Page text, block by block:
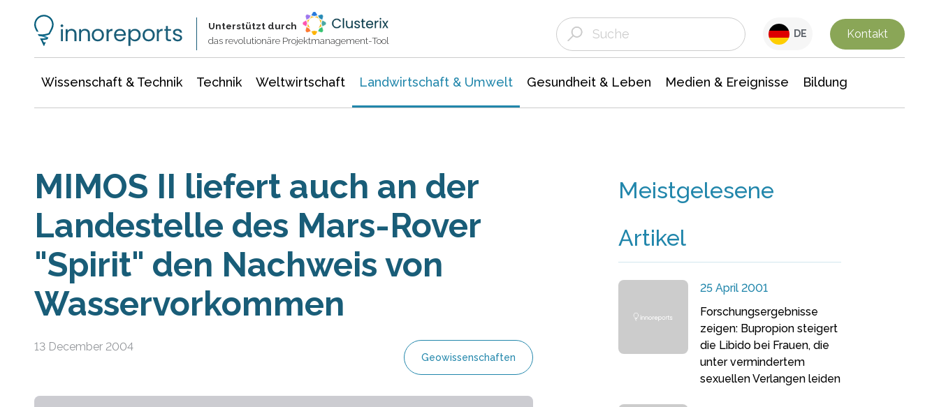
Unterstützt durch
das revolutionäre Projektmanagement-Tool
DE Kontakt
Wissenschaft & Technik Technik Weltwirtschaft Landwirtschaft & Umwelt Gesundheit & Leben Medien & Ereignisse Bildung
MIMOS II liefert auch an der
Landestelle des Mars-Rover
"Spirit" den Nachweis von
Wasservorkommen
13 December 2004
Geowissenschaften
Meistgelesene
Artikel
25 April 2001
Forschungsergebnisse
zeigen: Bupropion steigert
die Libido bei Frauen, die
unter vermindertem
sexuellen Verlangen leiden